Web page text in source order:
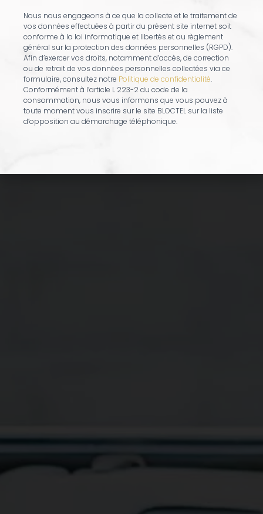
Nous nous engageons à ce que la collecte et le traitement de
vos données effectuées à partir du présent site internet soit
conforme à la loi informatique et libertés et au règlement
général sur la protection des données personnelles (RGPD).
Afin d’exercer vos droits, notamment d’accès, de correction
ou de retrait de vos données personnelles collectées via ce
formulaire, consultez notre Politique de confidentialité.
Conformément à l’article L 223-2 du code de la
consommation, nous vous informons que vous pouvez à
toute moment vous inscrire sur le site BLOCTEL sur la liste
d’opposition au démarchage téléphonique.